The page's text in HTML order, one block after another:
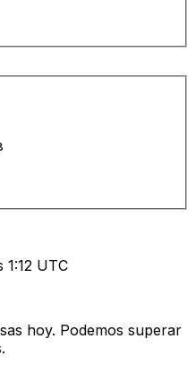
1:12 UTC
hoy. Podemos superar